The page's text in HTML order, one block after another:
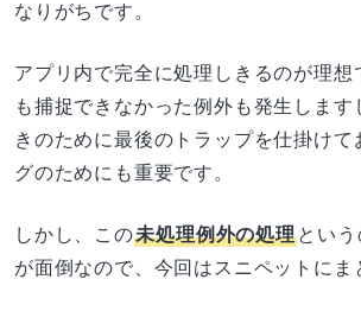
なりがちです。
アプリ内で完全に処理しきるのが理想
も捕捉できなかった例外も発生します
きのために最後のトラップを仕掛けて
グのためにも重要です。
しかし、この未処理例外の処理とい
が面倒なので、今回はスニペットにま